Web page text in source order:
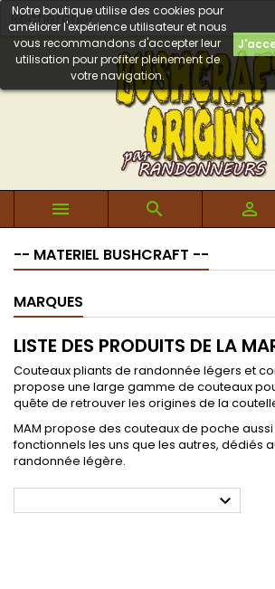
Notre boutique utilise des cookies pour
améliorer l'expérience utilisateur et nous
vous recommandons d'accepter leur
utilisation pour profiter pleinement de
votre navigation.
  
-- MATERIEL BUSHCRAFT --
MARQUES
LISTE DES PRODUITS DE LA
Couteaux pliants de randonnée légers et
propose une large gamme de couteaux
quête de retrouver les origines de la
MAM propose des couteaux de poche
fonctionnels les uns que les autres, dédiés
randonnée légère.
